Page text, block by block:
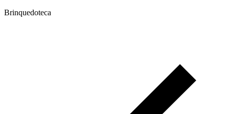
Brinquedoteca